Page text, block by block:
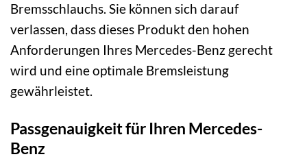
Bremsschlauchs. Sie können sich darauf
verlassen, dass dieses Produkt den hohen
Anforderungen Ihres Mercedes-Benz gerecht
wird und eine optimale Bremsleistung
gewährleistet.
Passgenauigkeit für Ihren Mercedes-
Benz